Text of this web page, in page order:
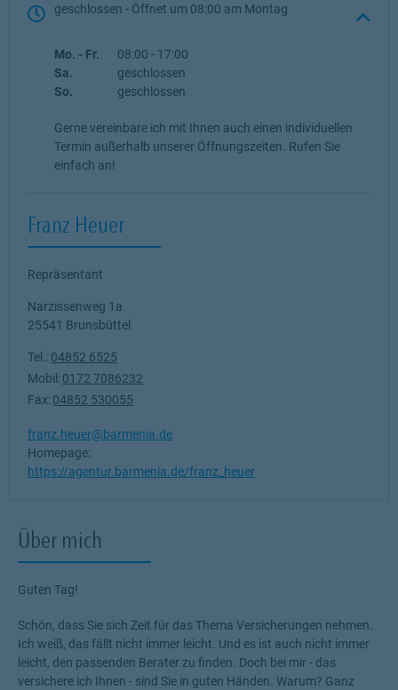
Über mich
Guten Tag!
Schön, dass Sie sich Zeit für das Thema Versicherungen nehmen.
Ich weiß, das fällt nicht immer leicht. Und es ist auch nicht immer
leicht, den passenden Berater zu finden. Doch bei mir - das
versichere ich Ihnen - sind Sie in guten Händen. Warum? Ganz
geschlossen - Öffnet um 08:00 Montag
Wochentag Öffnungszeiten
Mo. - Fr. 08:00 - 17:00
Sa.
geschlossen
So.
geschlossen
Gerne vereinbare ich mit Ihnen auch einen individuellen
Termin außerhalb unserer Öffnungszeiten. Rufen Sie
einfach an!
Franz Heuer
Repräsentant
Narzissenweg 1a
25541 Brunsbüttel
Tel.: 04852 6525
Mobil: 0172 7086232
Fax: 04852 530055
franz.heuer@barmenia.de
Homepage:
https://agentur.barmenia.de/franz_heuer